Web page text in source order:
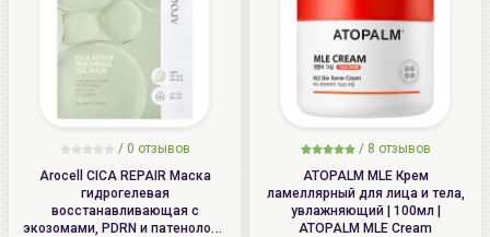
/ 0 отзывов
Arocell CICA REPAIR Маска
гидрогелевая
восстанавливающая с
экозомами, PDRN и патенолом |
/ 8 отзывов
ATOPALM MLE Крем
ламеллярный для лица и тела,
увлажняющий | 100мл |
ATOPALM MLE Cream